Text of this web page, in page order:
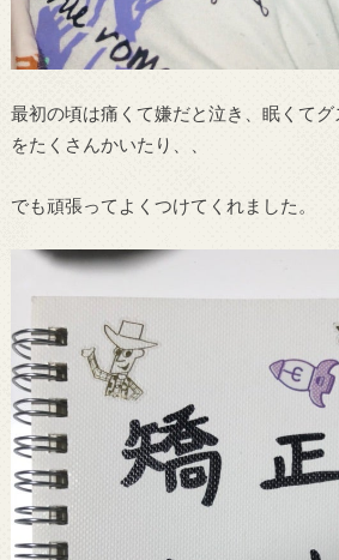
最初の頃は痛くて嫌だと泣き、眠くて
をたくさんかいたり、、
でも頑張ってよくつけてくれました。